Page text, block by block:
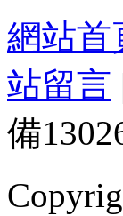
網站首
站留言
備